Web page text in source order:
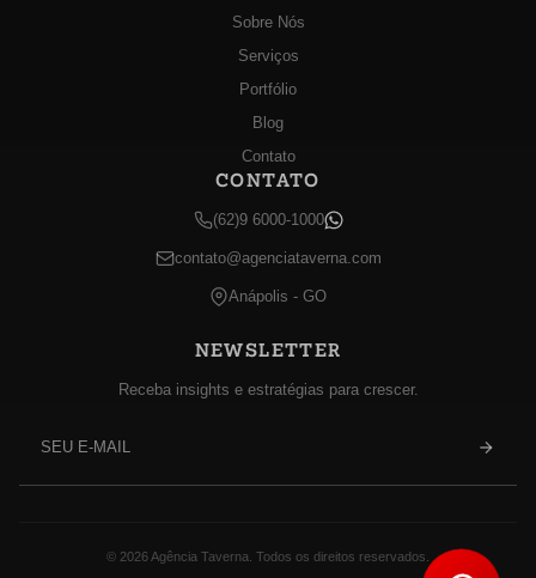
Sobre Nós
Serviços
Portfólio
Blog
Contato
CONTATO
(62)9 6000-1000
contato@agenciataverna.com
Anápolis - GO
NEWSLETTER
Receba insights e estratégias para crescer.
© 2026 Agência Taverna. Todos os direitos reservados.